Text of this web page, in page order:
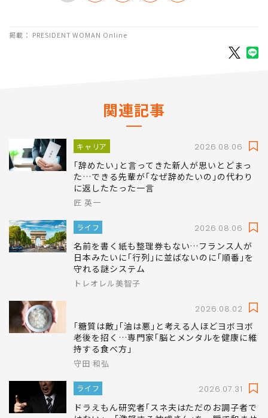
掲載： PRESIDENT WOMAN Online
関連記事
キャリア 2026.08.06
｢辞めたい｣と言ってきた新人が思いとどまっ
た…できる先輩が｢なぜ辞めたいの｣の代わり
に返したたった一言
匠 英一
ライフ 2026.08.06
名前を書く紙も整理券もない…フランス人が
日本みたいに｢行列｣に並ばないのに｢順番｣を
守れる謎システム
トレオレル美智子
2026.08.02
｢糖質は敵｣｢油は悪｣と考える人ほどヨボヨボ
老後を招く…専門家｢脳とメンタルを健康に維
持する食べ方｣
守田 和弘
ライフ 2026.07.31
ドラえもん研究者｢スネ夫はただのお調子者で